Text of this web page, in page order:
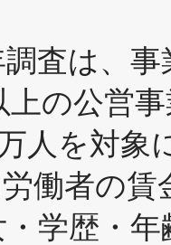
査は、
上の公営
人を対象
働者の
学歴・